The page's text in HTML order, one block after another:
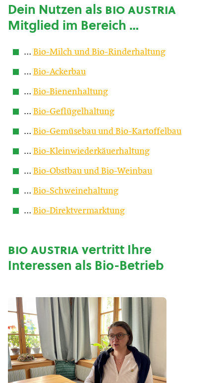
Dein Nutzen alsbio austria
Mitglied im Bereich …
… Bio-Milch und Bio-Rinderhaltung
… Bio-Ackerbau
… Bio-Bienenhaltung
… Bio-Geflügelhaltung
… Bio-Gemüsebau und Bio-Kartoffelbau
… Bio-Kleinwiederkäuerhaltung
… Bio-Obstbau und Bio-Weinbau
… Bio-Schweinehaltung
… Bio-Direktvermarktung
bio austriavertritt Ihre
Interessen als Bio-Betrieb